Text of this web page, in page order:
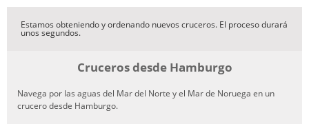
Estamos obteniendo y ordenando nuevos cruceros. El proceso durará
unos segundos.
Cruceros desde Hamburgo
Navega por las aguas del Mar del Norte y el Mar de Noruega en un
crucero desde Hamburgo.